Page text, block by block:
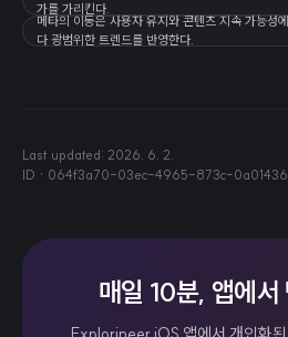
가를 가리킨다.
메타의 이동은 사용자 유지와 콘텐츠 지속 가능성
다 광범위한 트렌드를 반영한다.
Last updated: 2026. 6. 2.
ID · 064f3a70-03ec-4965-873c-
매일 10분, 앱에서